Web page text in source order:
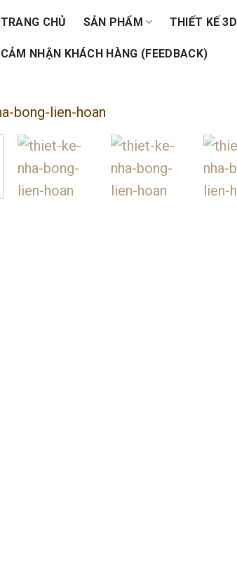
TRANG CHỦ SẢN PHẨM THIẾT KẾ 3D
CẢM NHẬN KHÁCH HÀNG (FEEDBACK)